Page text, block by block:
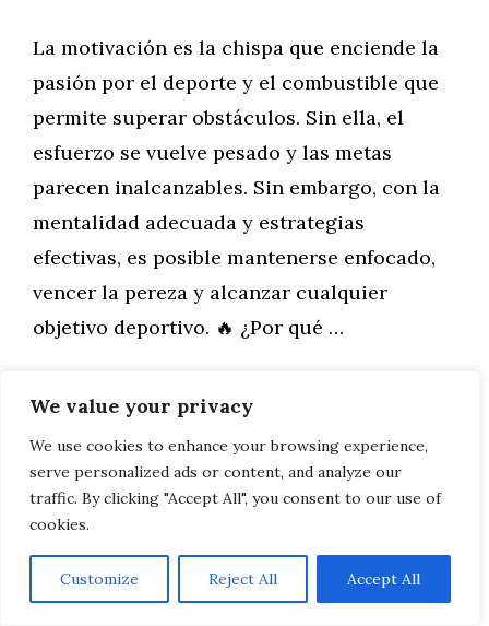
We value your privacy
We use cookies to enhance your browsing experience,
serve personalized ads or content, and analyze our
traffic. By clicking "Accept All", you consent to our use of
cookies.
Customize Reject All Accept All
La motivación es la chispa que enciende la
pasión por el deporte y el combustible que
permite superar obstáculos. Sin ella, el
esfuerzo se vuelve pesado y las metas
parecen inalcanzables. Sin embargo, con la
mentalidad adecuada y estrategias
efectivas, es posible mantenerse enfocado,
vencer la pereza y alcanzar cualquier
objetivo deportivo. 🔥 ¿Por qué …
Leer más
Inspira sin
Desgastarte: La